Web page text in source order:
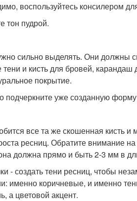
воспользуйтесь консилером
тон пудрой.
сильно выделять. Они должны
и кисть для бровей,
покрытие.
подчеркните уже созданную
все та же скошенная кисть
ресниц. Обратите внимание
должна прямо и быть 2-3 мм в
- создать тени ресниц, чтобы
именно коричневые, и именно
а цветовой акцент.